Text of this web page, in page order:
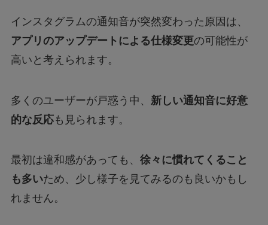
インスタグラムの通知音が突然変わった原因は、
アプリのアップデートによる仕様変更の可能性が
高いと考えられます。
多くのユーザーが戸惑う中、 新しい通知音に好意
的な反応も見られます。
最初は違和感があっても、 徐々に慣れてくること
も多いため、少し様子を見てみるのも良いかもし
れません。